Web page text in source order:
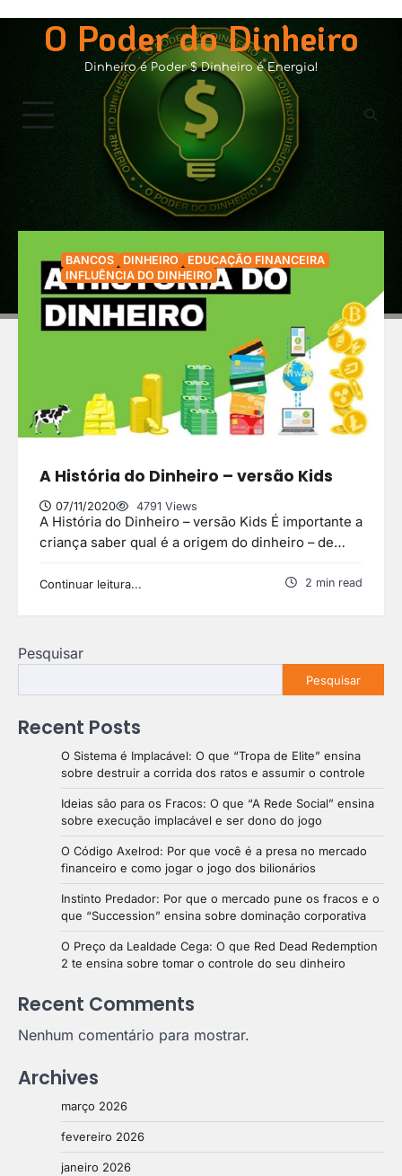
contentO Poder do Dinheiro
Dinheiro é Poder $ Dinheiro é Energia!
história do dinheiro
BANCOS DINHEIRO
EDUCAÇÃO FINANCEIRA
INFLUÊNCIA DO DINHEIRO
A História do Dinheiro – versão Kids
07/11/2020 4791 Views
A História do Dinheiro – versão Kids É importante a
criança saber qual é a origem do dinheiro – de…
Continuar leitura... 2 min read
Pesquisar
Pesquisar
Recent Posts
O Sistema é Implacável: O que “Tropa de Elite” ensina
sobre destruir a corrida dos ratos e assumir o controle
Ideias são para os Fracos: O que “A Rede Social” ensina
sobre execução implacável e ser dono do jogo
O Código Axelrod: Por que você é a presa no mercado
financeiro e como jogar o jogo dos bilionários
Instinto Predador: Por que o mercado pune os fracos e o
que “Succession” ensina sobre dominação corporativa
O Preço da Lealdade Cega: O que Red Dead Redemption
2 te ensina sobre tomar o controle do seu dinheiro
Recent Comments
Nenhum comentário para mostrar.
Archives
março 2026
fevereiro 2026
janeiro 2026